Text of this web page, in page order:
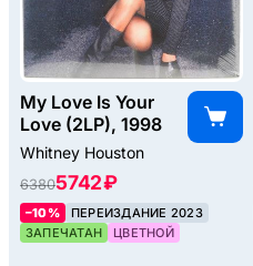
My Love Is Your
Love (2LP), 1998
Whitney Houston
63805742 ₽
–10%
ПЕРЕИЗДАНИЕ 2023
ЗАПЕЧАТАН
ЦВЕТНОЙ